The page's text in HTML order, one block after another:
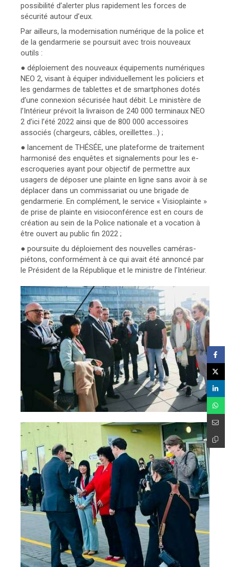
possibilité d’alerter plus rapidement les forces de
sécurité autour d’eux.
Par ailleurs, la modernisation numérique de la police et
de la gendarmerie se poursuit avec trois nouveaux
outils :
● déploiement des nouveaux équipements numériques
NEO 2, visant à équiper individuellement les policiers et
les gendarmes de tablettes et de smartphones dotés
d’une connexion sécurisée haut débit. Le ministère de
l’Intérieur prévoit la livraison de 240 000 terminaux NEO
2 d’ici l’été 2022 ainsi que de 800 000 accessoires
associés (chargeurs, câbles, oreillettes...) ;
● lancement de THÉSÉE, une plateforme de traitement
harmonisé des enquêtes et signalements pour les e-
escroqueries ayant pour objectif de permettre aux
usagers de déposer une plainte en ligne sans avoir à se
déplacer dans un commissariat ou une brigade de
gendarmerie. En complément, le service « Visioplainte »
de prise de plainte en visioconférence est en cours de
création au sein de la Police nationale et a vocation à
être ouvert au public fin 2022 ;
● poursuite du déploiement des nouvelles caméras-
piétons, conformément à ce qui avait été annoncé par
le Président de la République et le ministre de l’Intérieur.